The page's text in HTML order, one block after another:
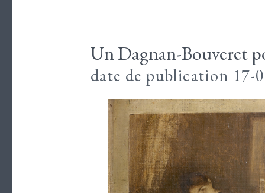
Un Dagnan-Bouveret
date de publication 17-